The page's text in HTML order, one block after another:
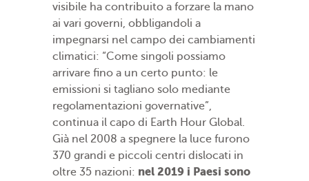
visibile ha contribuito a forzare la mano
ai vari governi, obbligandoli a
impegnarsi nel campo dei cambiamenti
climatici: “Come singoli possiamo
arrivare fino a un certo punto: le
emissioni si tagliano solo mediante
regolamentazioni governative”,
continua il capo di Earth Hour Global.
Già nel 2008 a spegnere la luce furono
370 grandi e piccoli centri dislocati in
oltre 35 nazioni: nel 2019 i Paesi sono